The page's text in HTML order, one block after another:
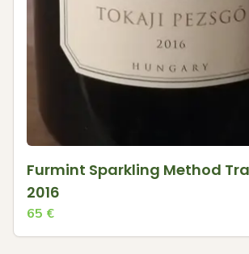
Furmint Sparkling Method
2016
65 €